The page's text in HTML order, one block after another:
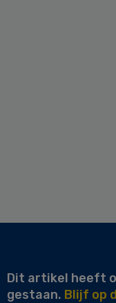
Dit artikel heeft
gestaan. Blijf op